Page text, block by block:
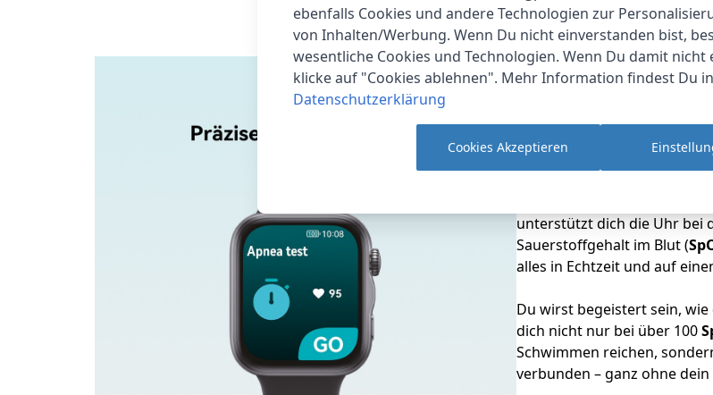
Mit dieser Smartwatch
Nächte analysiert und dir
deine Energie besser
unterstützt dich die Uhr bei
Sauerstoffgehalt im Blut (
alles in Echtzeit und auf
Du wirst begeistert sein,
dich nicht nur bei über 100
Schwimmen reichen,
verbunden – ganz ohne
ebenfalls Cookies und andere Technologien zur
von Inhalten/Werbung. Wenn Du nicht einverstanden bist,
wesentliche Cookies und Technologien. Wenn Du damit
klicke auf "Cookies ablehnen". Mehr Information findest Du
Datenschutzerklärung
Cookies Akzeptieren